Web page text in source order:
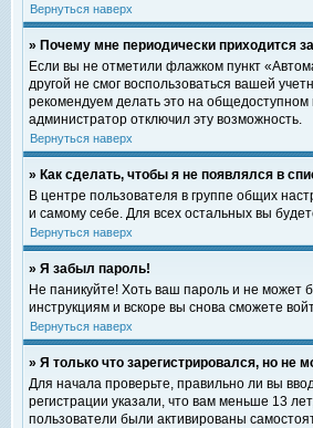
Вернуться наверх
» Почему мне периодически приходится
Если вы не отметили флажком пункт
другой не смог воспользоваться вашей
рекомендуем делать это на общедоступном
администратор отключил эту возможность.
Вернуться наверх
» Как сделать, чтобы я не появлялся в
В центре пользователя в группе общих
и самому себе. Для всех остальных вы
Вернуться наверх
» Я забыл пароль!
Не паникуйте! Хоть ваш пароль и не может
инструкциям и вскоре вы снова сможете
Вернуться наверх
» Я только что зарегистрировался, но не
Для начала проверьте, правильно ли вы
регистрации указали, что вам меньше 13
пользователи были активированы